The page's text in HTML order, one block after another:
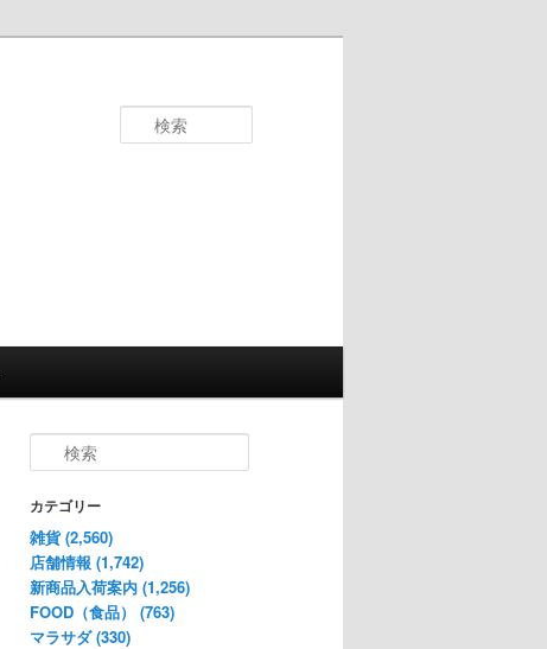
索
カテゴリー
雑貨 (2,560)
店舗情報 (1,742)
新商品入荷案内 (1,256)
FOOD（食品） (763)
マラサダ (330)